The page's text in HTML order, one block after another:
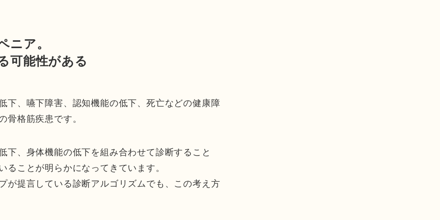
ア。
可能性がある
下、嚥下障害、認知機能の低下、死亡などの健康障
格筋疾患です。
下、身体機能の低下を組み合わせて診断すること
ことが明らかになってきています。
が提言している診断アルゴリズムでも、この考え方